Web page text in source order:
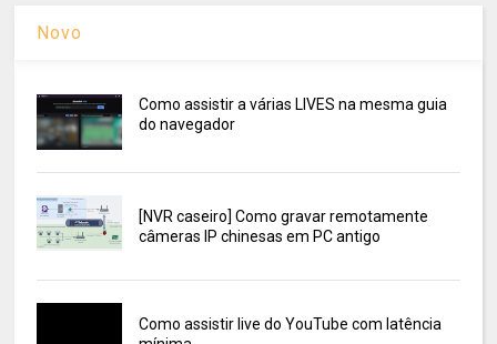
Novo
Como assistir a várias LIVES na mesma guia
do navegador
[NVR caseiro] Como gravar remotamente
câmeras IP chinesas em PC antigo
Como assistir live do YouTube com latência